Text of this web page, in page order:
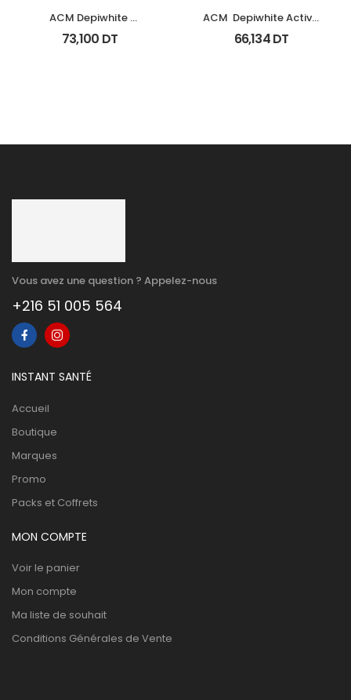
ACM Depiwhite
Advanced Creme
Depigmentant Tb 40Ml
73,100 DT
ACM  Depiwhite Active
Gel Unifiant Anti Taches
40Ml
66,134DT
Vous avez une question ? Appelez-nous
+216 51 005 564
INSTANT SANTÉ
Accueil
Boutique
Marques
Promo
Packs et Coffrets
MON COMPTE
Voir le panier
Mon compte
Ma liste de souhait
Conditions Générales de Vente